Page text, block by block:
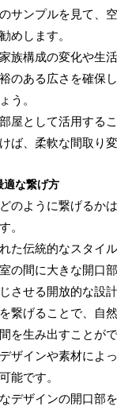
サンプルを見て、
めします。
族構成の変化や生
のある広さを確保
う。
屋として活用する
ば、柔軟な間取り
適な繋げ方
のように繋げるか
。
た伝統的なスタイ
の間に大きな開口
させる開放的な設計
繋げることで、自
を生み出すことがで
ザインや素材によ
能です。
デザインの開口部